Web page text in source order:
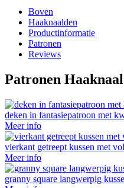
Boven
Haaknaalden
Productinformatie
Patronen
Reviews
Patronen
deken in fantasiepatroon met
Meer info
vierkant getreept kussen met
Meer info
granny square langwerpig